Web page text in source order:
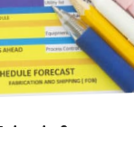
: kesako ?